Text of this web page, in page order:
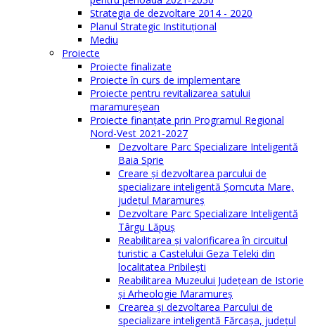
Strategia de dezvoltare 2014 - 2020
Planul Strategic Instituţional
Mediu
Proiecte
Proiecte finalizate
Proiecte în curs de implementare
Proiecte pentru revitalizarea satului
maramureşean
Proiecte finanțate prin Programul Regional
Nord-Vest 2021-2027
Dezvoltare Parc Specializare Inteligentă
Baia Sprie
Creare și dezvoltarea parcului de
specializare inteligentă Șomcuta Mare,
județul Maramureș
Dezvoltare Parc Specializare Inteligentă
Târgu Lăpuș
Reabilitarea și valorificarea în circuitul
turistic a Castelului Geza Teleki din
localitatea Pribilești
Reabilitarea Muzeului Județean de Istorie
și Arheologie Maramureș
Crearea și dezvoltarea Parcului de
specializare inteligentă Fărcașa, județul